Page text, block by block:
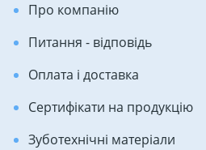
Про компанію
Питання - відповідь
Оплата і доставка
Сертифікати на продукцію
Зуботехнічні матеріали